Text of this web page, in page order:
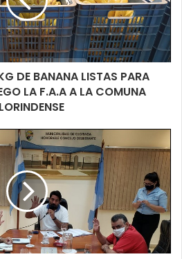
DE BANANA LISTAS PARA
LA F.A.A A LA COMUNA